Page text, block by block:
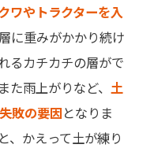
ワやトラクターを入
に重みがかかり続け
るカチカチの層がで
雨上がりなど、 土
敗の要因となりま
、かえって土が練り